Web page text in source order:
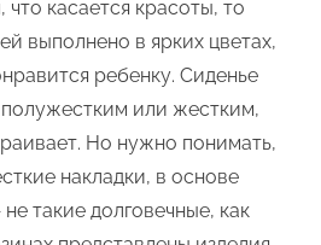
касается красоты, то
выполнено в ярких цветах,
ребенку. Сиденье
или жестким,
Но нужно понимать,
накладки, в основе
такие долговечные, как